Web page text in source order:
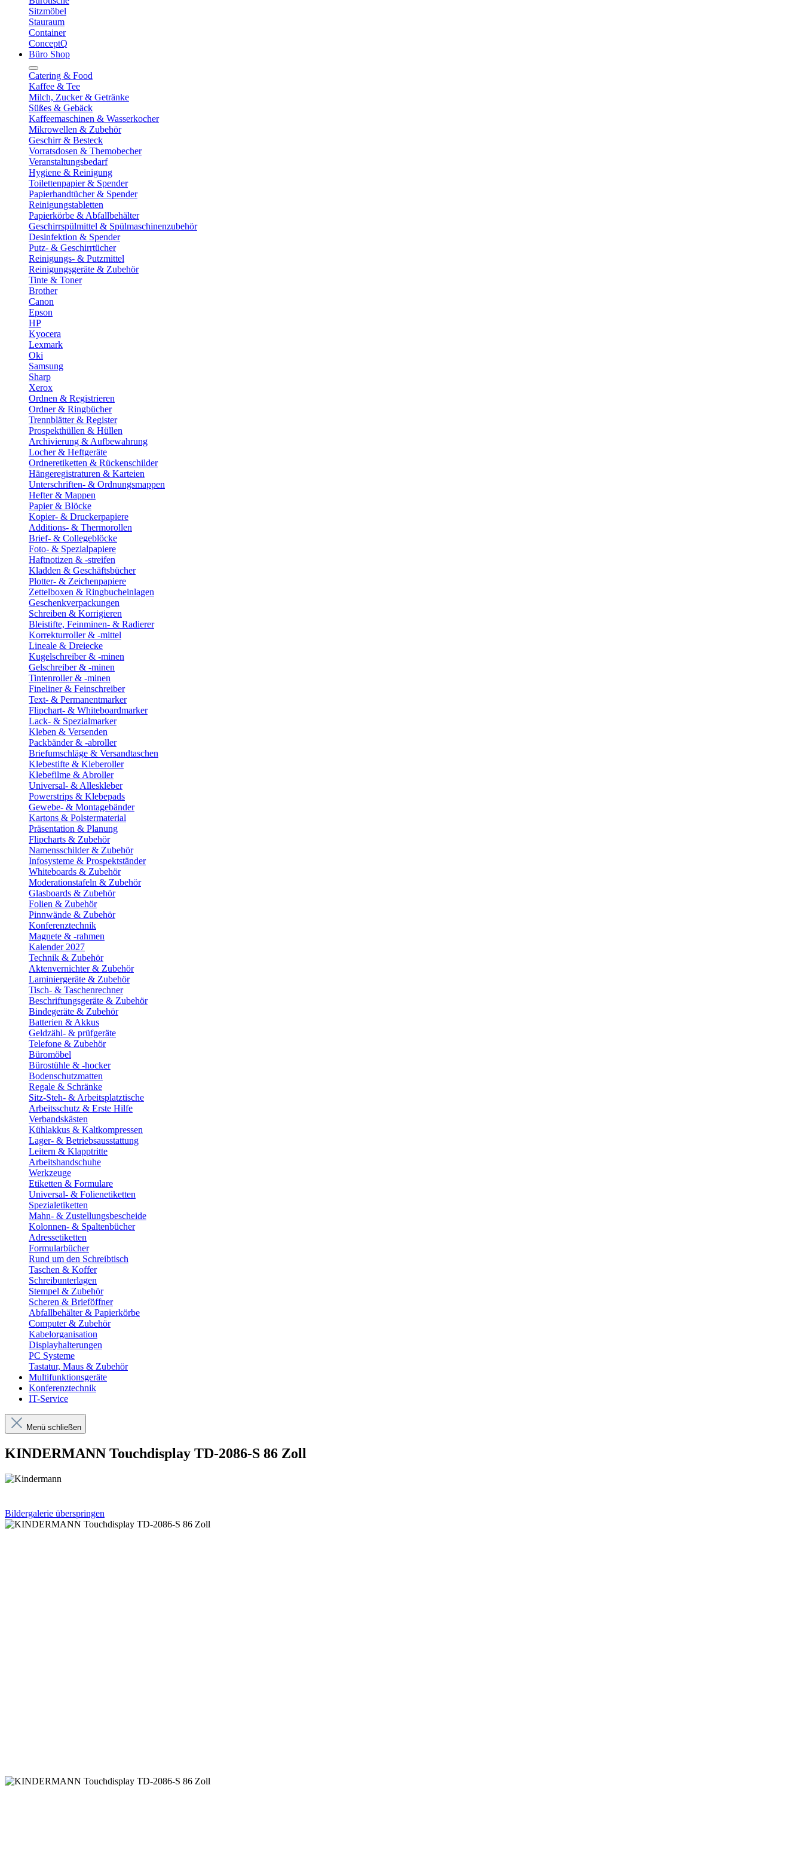
Sitzmöbel
Stauraum
Container
ConceptQ
Büro Shop
Catering & Food
Kaffee & Tee
Milch, Zucker & Getränke
Süßes & Gebäck
Kaffeemaschinen & Wasserkocher
Mikrowellen & Zubehör
Geschirr & Besteck
Vorratsdosen & Themobecher
Veranstaltungsbedarf
Hygiene & Reinigung
Toilettenpapier & Spender
Papierhandtücher & Spender
Reinigungstabletten
Papierkörbe & Abfallbehälter
Geschirrspülmittel & Spülmaschinenzubehör
Desinfektion & Spender
Putz- & Geschirrtücher
Reinigungs- & Putzmittel
Reinigungsgeräte & Zubehör
Tinte & Toner
Brother
Canon
Epson
HP
Kyocera
Lexmark
Oki
Samsung
Sharp
Xerox
Ordnen & Registrieren
Ordner & Ringbücher
Trennblätter & Register
Prospekthüllen & Hüllen
Archivierung & Aufbewahrung
Locher & Heftgeräte
Ordneretiketten & Rückenschilder
Hängeregistraturen & Karteien
Unterschriften- & Ordnungsmappen
Hefter & Mappen
Papier & Blöcke
Kopier- & Druckerpapiere
Additions- & Thermorollen
Brief- & Collegeblöcke
Foto- & Spezialpapiere
Haftnotizen & -streifen
Kladden & Geschäftsbücher
Plotter- & Zeichenpapiere
Zettelboxen & Ringbucheinlagen
Geschenkverpackungen
Schreiben & Korrigieren
Bleistifte, Feinminen- & Radierer
Korrekturroller & -mittel
Lineale & Dreiecke
Kugelschreiber & -minen
Gelschreiber & -minen
Tintenroller & -minen
Fineliner & Feinschreiber
Text- & Permanentmarker
Flipchart- & Whiteboardmarker
Lack- & Spezialmarker
Kleben & Versenden
Packbänder & -abroller
Briefumschläge & Versandtaschen
Klebestifte & Kleberoller
Klebefilme & Abroller
Universal- & Alleskleber
Powerstrips & Klebepads
Gewebe- & Montagebänder
Kartons & Polstermaterial
Präsentation & Planung
Flipcharts & Zubehör
Namensschilder & Zubehör
Infosysteme & Prospektständer
Whiteboards & Zubehör
Moderationstafeln & Zubehör
Glasboards & Zubehör
Folien & Zubehör
Pinnwände & Zubehör
Konferenztechnik
Magnete & -rahmen
Kalender 2027
Technik & Zubehör
Aktenvernichter & Zubehör
Laminiergeräte & Zubehör
Tisch- & Taschenrechner
Beschriftungsgeräte & Zubehör
Bindegeräte & Zubehör
Batterien & Akkus
Geldzähl- & prüfgeräte
Telefone & Zubehör
Büromöbel
Bürostühle & -hocker
Bodenschutzmatten
Regale & Schränke
Sitz-Steh- & Arbeitsplatztische
Arbeitsschutz & Erste Hilfe
Verbandskästen
Kühlakkus & Kaltkompressen
Lager- & Betriebsausstattung
Leitern & Klapptritte
Arbeitshandschuhe
Werkzeuge
Etiketten & Formulare
Universal- & Folienetiketten
Spezialetiketten
Mahn- & Zustellungsbescheide
Kolonnen- & Spaltenbücher
Adressetiketten
Formularbücher
Rund um den Schreibtisch
Taschen & Koffer
Schreibunterlagen
Stempel & Zubehör
Scheren & Brieföffner
Abfallbehälter & Papierkörbe
Computer & Zubehör
Kabelorganisation
Displayhalterungen
PC Systeme
Tastatur, Maus & Zubehör
Multifunktionsgeräte
Konferenztechnik
IT-Service
Menü schließen
KINDERMANN Touchdisplay TD-2086-S 86 Zoll
Bildergalerie überspringen